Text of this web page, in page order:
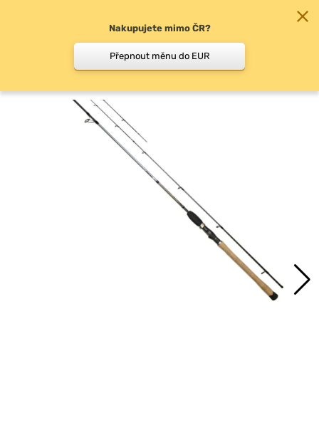
Nakupujete mimo ČR?
Přepnout měnu do EUR